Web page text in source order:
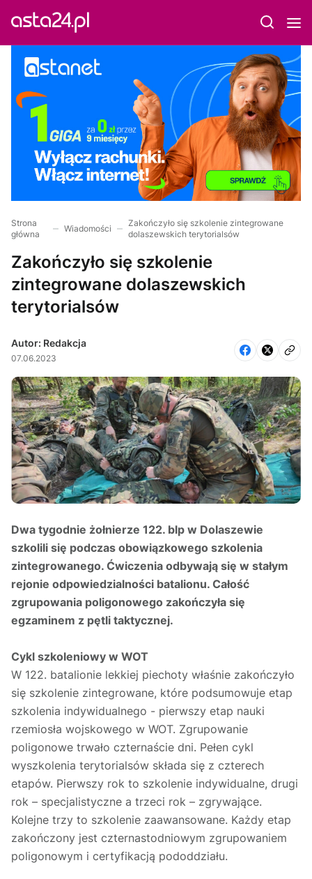
Strona
główna
Wiadomości
Zakończyło się szkolenie zintegrowane
dolaszewskich terytorialsów
Zakończyło się szkolenie
zintegrowane dolaszewskich
terytorialsów
Autor: Redakcja
07.06.2023
Dwa tygodnie żołnierze 122. blp w Dolaszewie
szkolili się podczas obowiązkowego szkolenia
zintegrowanego. Ćwiczenia odbywają się w stałym
rejonie odpowiedzialności batalionu. Całość
zgrupowania poligonowego zakończyła się
egzaminem z pętli taktycznej.
Cykl szkoleniowy w WOT
W 122. batalionie lekkiej piechoty właśnie zakończyło
się szkolenie zintegrowane, które podsumowuje etap
szkolenia indywidualnego - pierwszy etap nauki
rzemiosła wojskowego w WOT. Zgrupowanie
poligonowe trwało czternaście dni. Pełen cykl
wyszkolenia terytorialsów składa się z czterech
etapów. Pierwszy rok to szkolenie indywidualne, drugi
rok – specjalistyczne a trzeci rok – zgrywające.
Kolejne trzy to szkolenie zaawansowane. Każdy etap
zakończony jest czternastodniowym zgrupowaniem
poligonowym i certyfikacją pododdziału.